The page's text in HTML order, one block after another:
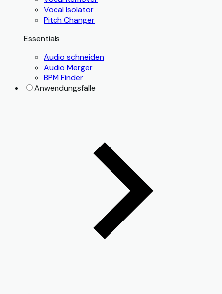
Vocal Isolator
Pitch Changer
Essentials
Audio schneiden
Audio Merger
BPM Finder
Anwendungsfälle